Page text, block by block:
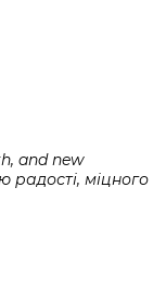
and new
міцного